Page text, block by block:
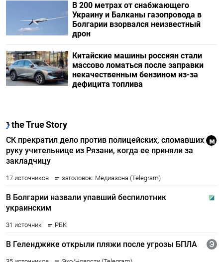
В 200 метрах от снабжающего
Украину и Балканы газопровода в
Болгарии взорвался неизвестный
дрон
Китайские машины россиян стали
массово ломаться после заправки
некачественным бензином из-за
дефицита топлива